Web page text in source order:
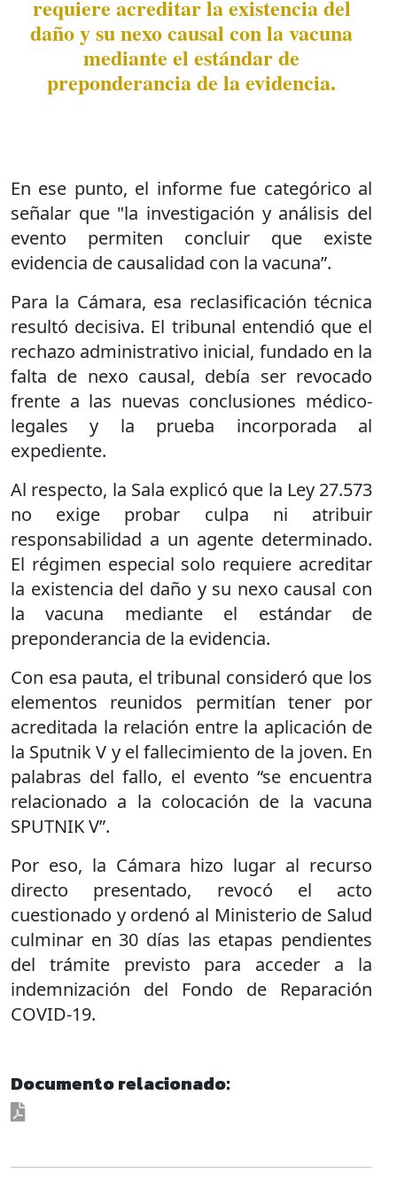
requiere acreditar la existencia del
daño y su nexo causal con la vacuna
mediante el estándar de
preponderancia de la evidencia.
En ese punto, el informe fue categórico al
señalar que "la investigación y análisis del
evento permiten concluir que existe
evidencia de causalidad con la vacuna”.
Para la Cámara, esa reclasificación técnica
resultó decisiva. El tribunal entendió que el
rechazo administrativo inicial, fundado en la
falta de nexo causal, debía ser revocado
frente a las nuevas conclusiones médico-
legales y la prueba incorporada al
expediente.
Al respecto, la Sala explicó que la Ley 27.573
no exige probar culpa ni atribuir
responsabilidad a un agente determinado.
El régimen especial solo requiere acreditar
la existencia del daño y su nexo causal con
la vacuna mediante el estándar de
preponderancia de la evidencia.
Con esa pauta, el tribunal consideró que los
elementos reunidos permitían tener por
acreditada la relación entre la aplicación de
la Sputnik V y el fallecimiento de la joven. En
palabras del fallo, el evento “se encuentra
relacionado a la colocación de la vacuna
SPUTNIK V”.
Por eso, la Cámara hizo lugar al recurso
directo presentado, revocó el acto
cuestionado y ordenó al Ministerio de Salud
culminar en 30 días las etapas pendientes
del trámite previsto para acceder a la
indemnización del Fondo de Reparación
COVID-19.
Documento relacionado: